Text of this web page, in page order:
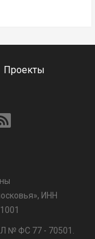
Проекты
ИНН
№ ФС 77 - 70501.